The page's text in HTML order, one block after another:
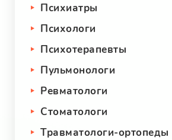
Психиатры
Психологи
Психотерапевты
Пульмонологи
Ревматологи
Стоматологи
Травматологи-ортопеды